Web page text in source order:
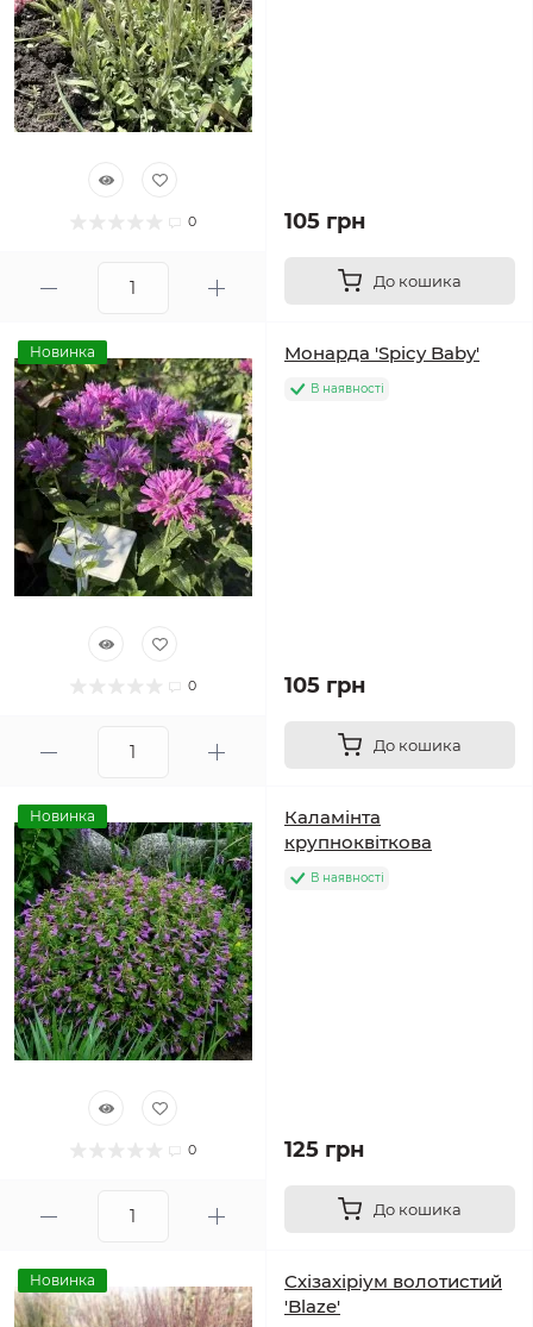
0 105 грн
До кошика
Новинка
0
Монарда 'Spicy Baby'
В наявності
105 грн
До кошика
Новинка
0
Каламінта
крупноквіткова
В наявності
125 грн
До кошика
Новинка
Схізахіріум волотистий
'Blaze'